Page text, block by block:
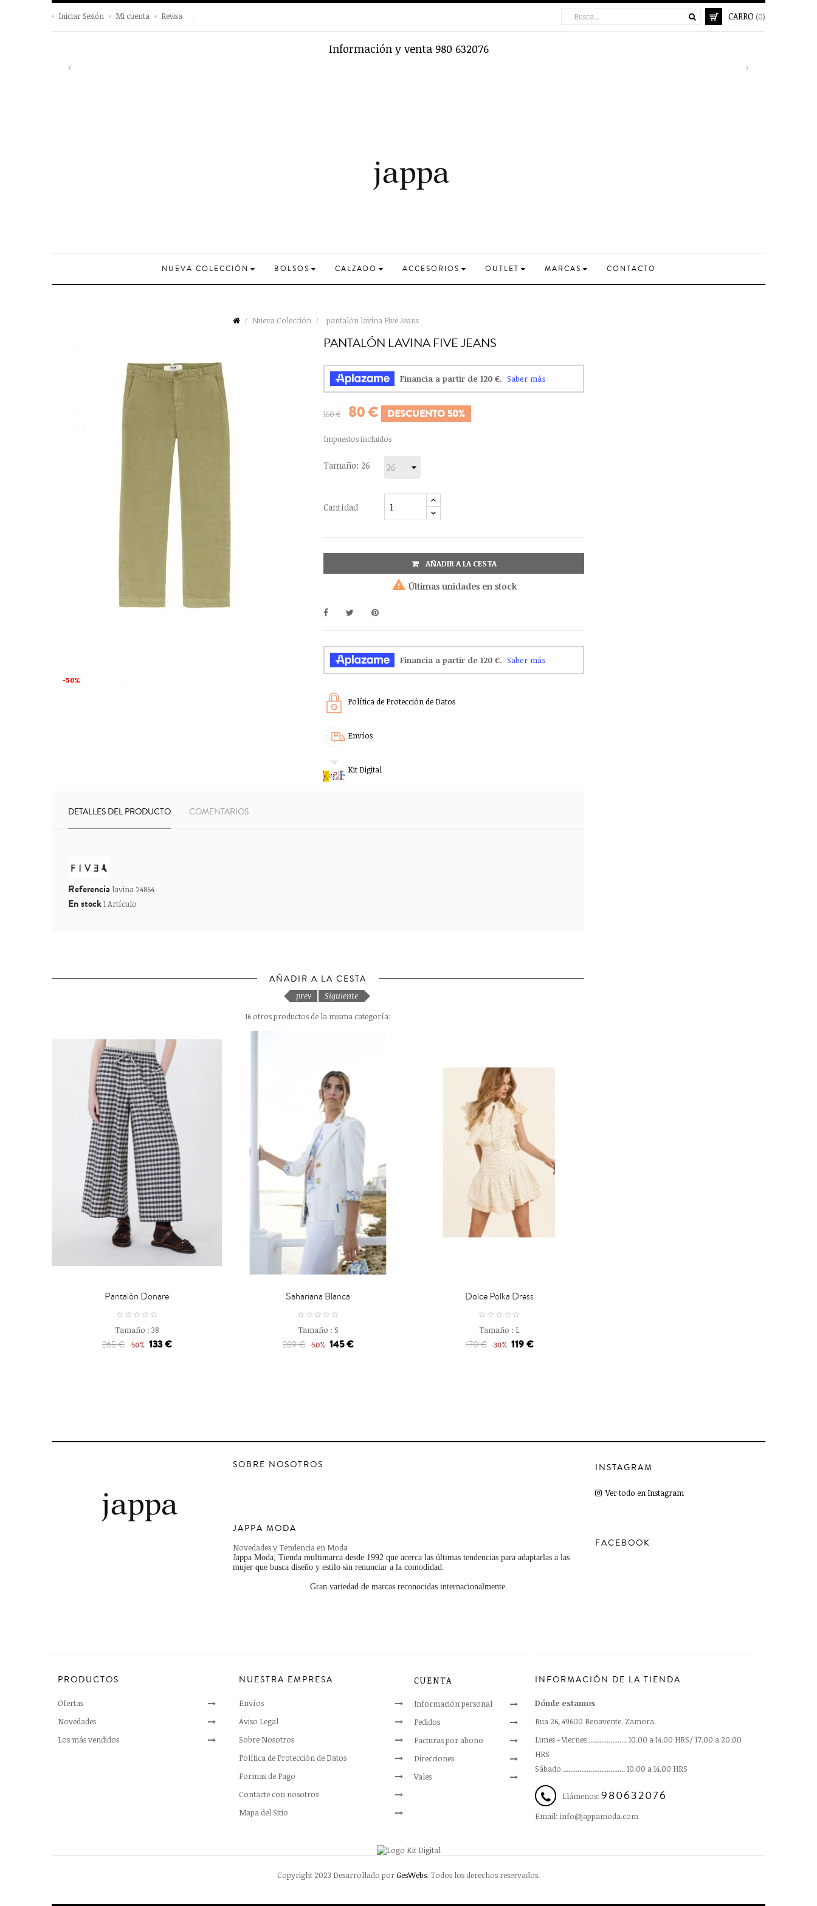
Iniciar Sesión Mi cuenta Revisa CARRO (0)
‹ ›
NUEVA COLECCIÓN BOLSOS CALZADO ACCESORIOS OUTLET MARCAS CONTACTO
Nueva Colección pantalón lavina Five Jeans
-50%
-50%
PANTALÓN LAVINA FIVE JEANS
160 € 80 € DESCUENTO 50%
Impuestos incluidos
Tamaño: 26
Cantidad
AÑADIR A LA CESTA
 Últimas unidades en stock
Política de Protección de Datos
Envíos
Kit Digital
DETALLES DEL PRODUCTO COMENTARIOS
Referencia lavina 24864
En stock1 Artículo
AÑADIR A LA CESTA
16 otros productos de la misma categoría:
Pantalón Donare
Tamaño : 38
265 € -50% 133 €
Sahariana Blanca
Tamaño : S
289 € -50% 145 €
Dolce Polka Dress
Tamaño : L
170 € -30% 119 €
prev Siguiente
SOBRE NOSOTROS
JAPPA MODA
Novedades y Tendencia en Moda
Jappa Moda, Tienda multimarca desde 1992 que acerca las últimas tendencias para adaptarlas a las
mujer que busca diseño y estilo sin renunciar a la comodidad.
Gran variedad de marcas reconocidas internacionalmente.
INSTAGRAM
Ver todo en Instagram
FACEBOOK
PRODUCTOS
Ofertas
Novedades
Los más vendidos
NUESTRA EMPRESA
Envíos
Aviso Legal
Sobre Nosotros
Política de Protección de Datos
Formas de Pago
Contacte con nosotros
Mapa del Sitio
CUENTA
Información personal
Pedidos
Facturas por abono
Direcciones
Vales
INFORMACIÓN DE LA TIENDA
Dónde estamos
Rua 26, 49600 Benavente. Zamora.
Lunes - Viernes ..................... 10.00 a 14.00 HRS/ 17.00 a 20.00
HRS
Sábado .................................. 10.00 a 14.00 HRS
Llámenos: 980632076
Email: info@jappamoda.com
Copyright 2023 Desarrollado porGesWebs. Todos los derechos reservados.